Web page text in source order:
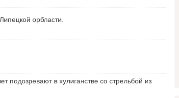
орбласти.
подозревают в хулиганстве со стрельбой из